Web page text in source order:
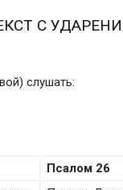
С
слушать:
Псалом 26